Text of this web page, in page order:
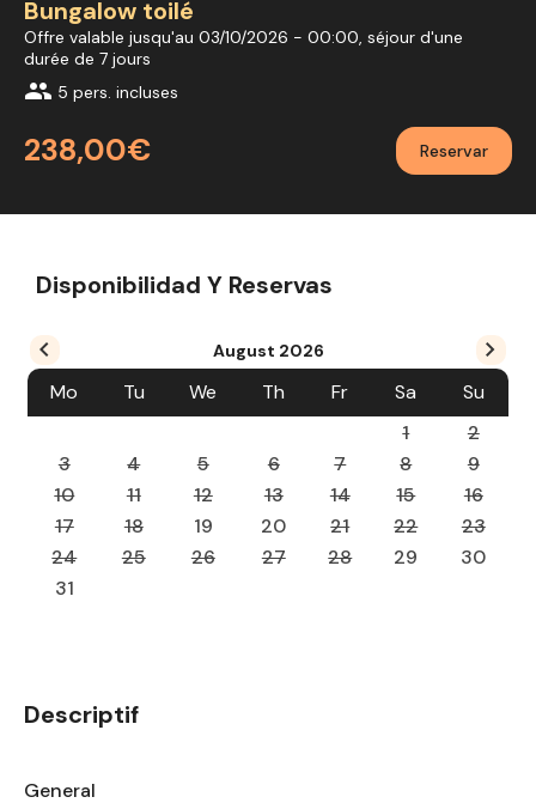
Bungalow toilé
Offre valable jusqu'au 03/10/2026 - 00:00, séjour d'une
durée de 7 jours
group 5 pers. incluses
238,00€ Reservar
Disponibilidad Y Reservas
August 2026
Mo Tu We Th Fr Sa
Su
1
2
3
4 5 6 7 8
9
10
11 12 13 14 15
16
17
18 19 20 21 22
23
24
25 26 27 28 29
30
31
Descriptif
General